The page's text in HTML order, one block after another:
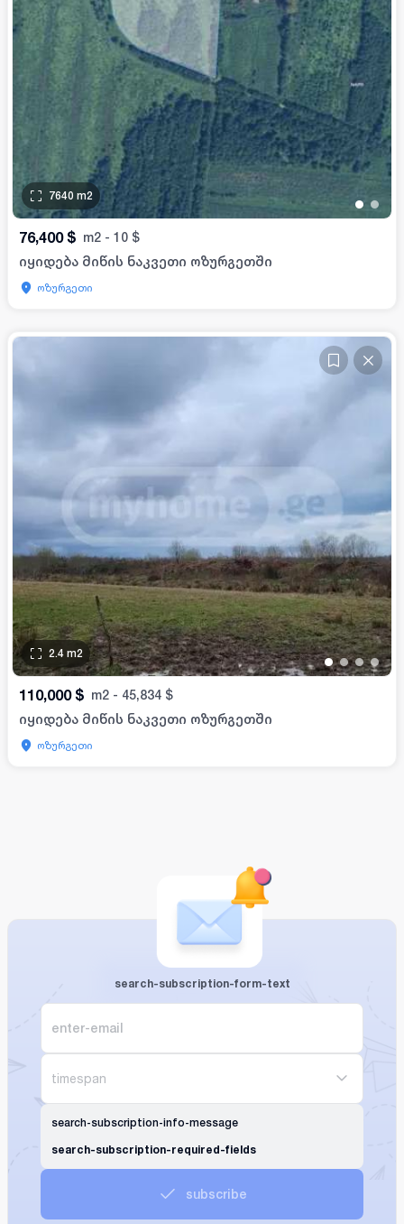
• •
7640 m2
76,400 $ m2 - 10 $
იყიდება მიწის ნაკვეთი ოზურგეთში
ოზურგეთი
••••
2.4 m2
110,000 $ m2 - 45,834 $
იყიდება მიწის ნაკვეთი ოზურგეთში
ოზურგეთი
search-subscription-form-text
timespan
search-subscription-info-message
search-subscription-required-fields
subscribe